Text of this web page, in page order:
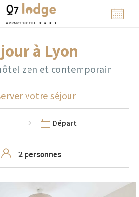
à Lyon
zen et contemporain
votre séjour
Départ